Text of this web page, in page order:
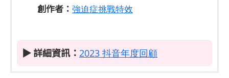
創作者： 強迫症挑戰特效
▶ 詳細資訊： 2023 抖音年度回顧